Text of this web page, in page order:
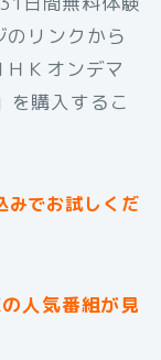
リンクから
Ｋオンデマ
を購入するこ
みでお試しくだ
人気番組が見